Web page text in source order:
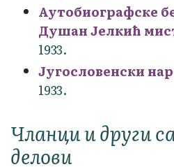
Аутобиографске
Душан Јелкић
1933.
Југословенски
1933.
Чланци и други
делови